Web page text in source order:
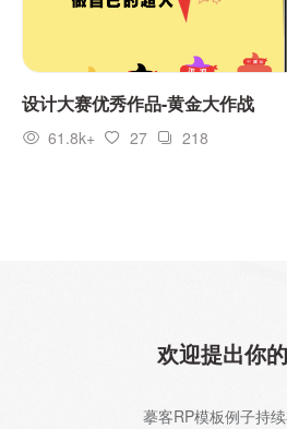
设计大赛优秀作品-黄金大作战
61.8k+ 27 218
欢迎提出你
摹客RP模板例子持续